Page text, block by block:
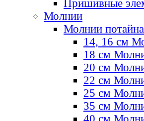
Пришивные
Молнии
Молнии
14, 16 см
18 см
20 см
22 см
25 см
35 см